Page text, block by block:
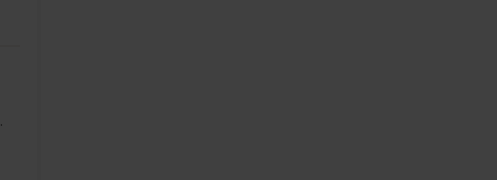
.